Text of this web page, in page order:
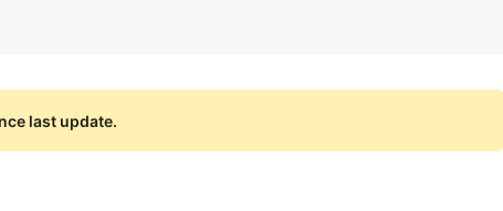
last update.